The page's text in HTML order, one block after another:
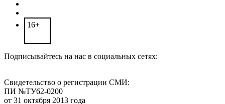
16+
Подписывайтесь на нас в социальных сетях:
Свидетельство о регистрации СМИ:
ПИ №ТУ62-0200
от 31 октября 2013 года